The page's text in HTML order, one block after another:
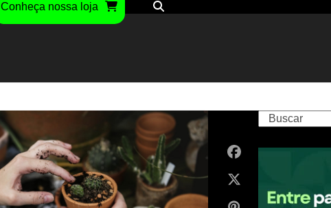
Conheça nossa loja
Buscar
Facebook
X